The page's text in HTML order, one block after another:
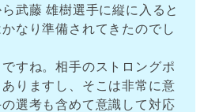
武藤 雄樹選手に縦に入ると
なり準備されてきたのでし
すね。相手のストロングポ
りますし、そこは非常に意
選考も含めて意識して対応